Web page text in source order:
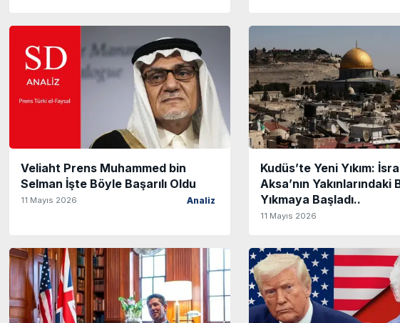
Veliaht Prens Muhammed bin
Selman İşte Böyle Başarılı Oldu
11 Mayıs 2026 Analiz
Kudüs’te Yeni Yıkım:
Aksa’nın Yakınlarındaki
Yıkmaya Başladı..
11 Mayıs 2026